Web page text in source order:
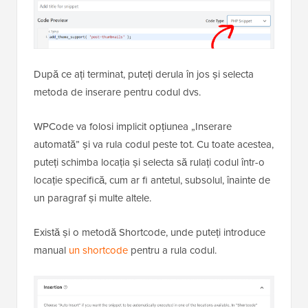
După ce ați terminat, puteți derula în jos și selecta
metoda de inserare pentru codul dvs.
WPCode va folosi implicit opțiunea „Inserare
automată” și va rula codul peste tot. Cu toate acestea,
puteți schimba locația și selecta să rulați codul într-o
locație specifică, cum ar fi antetul, subsolul, înainte de
un paragraf și multe altele.
Există și o metodă Shortcode, unde puteți introduce
manual un shortcode pentru a rula codul.